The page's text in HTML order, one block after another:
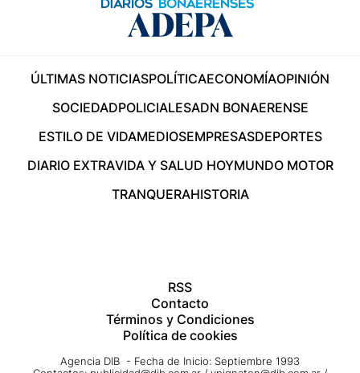
ÚLTIMAS NOTICIASPOLÍTICAECONOMÍAOPINIÓN
SOCIEDADPOLICIALESADN BONAERENSE
ESTILO DE VIDAMEDIOSEMPRESASDEPORTES
DIARIO EXTRAVIDA Y SALUD HOYMUNDO MOTOR
TRANQUERAHISTORIA
RSS
Contacto
Términos y Condiciones
Política de cookies
Agencia DIB - Fecha de Inicio: Septiembre 1993